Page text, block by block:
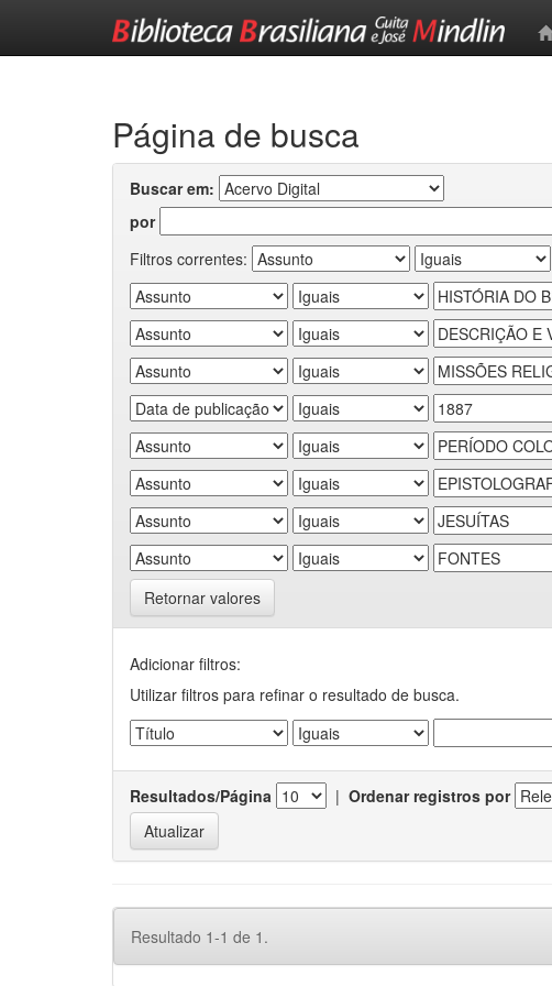
Página de busca
Buscar em:
por
Filtros correntes:
Retornar valores
Adicionar filtros:
Utilizar filtros para refinar o resultado de busca.
Resultados/Página | Ordenar registros por
Resultado 1-1 de 1.